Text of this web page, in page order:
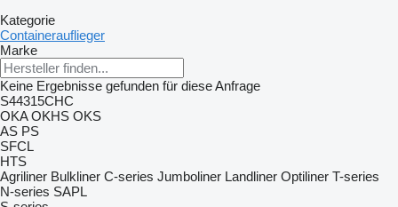
Kategorie
Containerauflieger
Marke
Keine Ergebnisse gefunden für diese Anfrage
S44315CHC
OKA OKHS OKS
AS PS
SFCL
HTS
Agriliner Bulkliner C-series Jumboliner Landliner Optiliner T-series
N-series SAPL